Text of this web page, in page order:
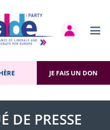
JE FAIS UN DON
»GARANTIR À CHAQUE
LA FIN DE VIE
DE PRESSE